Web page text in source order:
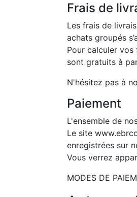
Frais de
Les frais de
achats groupés
Pour calculer
sont gratuits à
N'hésitez pas à
Paiement
L'ensemble de
Le site
enregistrées sur
Vous verrez
MODES DE